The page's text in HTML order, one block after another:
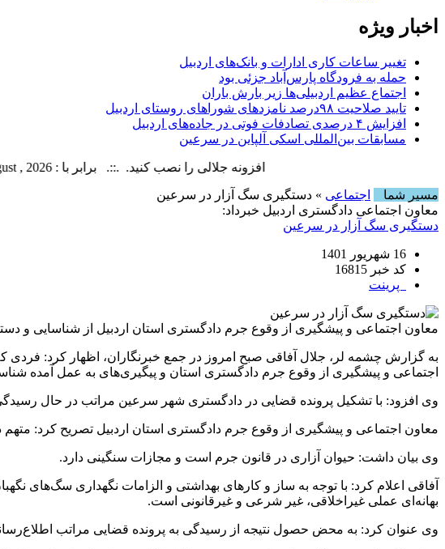
اخبار ویژه
تغییر ساعات کاری ادارات و بانک‌های اردبیل
حمله به فرودگاه پارس‌‌آباد جزئی بود
اجتماع عظیم اردبیلی‌ها زیر بارش باران
تایید صلاحیت ۹۸درصد نامزدهای شوراهای روستای اردبیل
افزایش ۴ درصدی تصادفات فوتی در جاده‌های اردبیل
مسابقات بین‌المللی اسکی آلپاین در سرعین
افزونه جلالی را نصب کنید. .::. برابر با : Friday, 7 August , 2026
مسیر شما
اجتماعی » دستگیری سگ آزار در سرعین
معاون اجتماعی دادگستری اردبیل خبرداد:
دستگیری سگ آزار در سرعین
16 شهریور 1401
کد خبر 16815
پرینت
معاون اجتماعی و پیشگیری از وقوع جرم دادگستری استان اردبیل از شناسایی و
به گزارش چشمه لر، جلال آفاقی صبح امروز در جمع خبرنگاران، اظهار کرد: فردی
اجتماعی و پیشگیری از وقوع جرم دادگستری استان و پیگیری‌های به عمل آمده
وی افزود: با تشکیل پرونده قضایی در دادگستری شهر سرعین مراتب در حال
معاون اجتماعی و پیشگیری از وقوع جرم دادگستری استان اردبیل تصریح کرد:
وی بیان داشت: حیوان آزاری در قانون جرم است و مجازات سنگینی دارد.
آفاقی اعلام کرد: با توجه به ساز و کارهای بهداشتی و الزامات نگهداری سگ‌های
بهانه‌ای عملی غیراخلاقی، غیر شرعی و غیرقانونی است.
وی عنوان کرد: به محض حصول نتیجه از رسیدگی به پرونده قضایی مراتب